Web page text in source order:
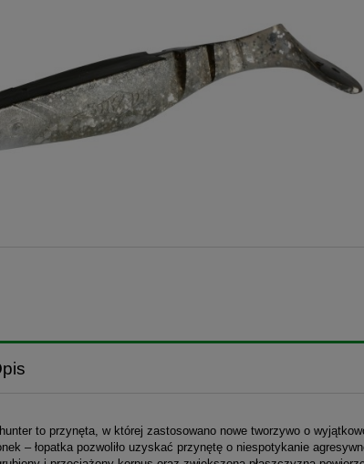
to przynęta, w której zastosowano nowe tworzywo o
– łopatka pozwoliło uzyskać przynętę o niespotykanie